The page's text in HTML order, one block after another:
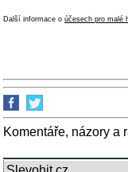
Další informace o účesech pro malé
Komentáře, názory a